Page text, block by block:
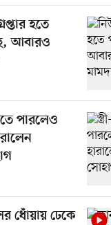
হতে
আবারও
পারলেও
ধোঁয়ায় ঢেকে